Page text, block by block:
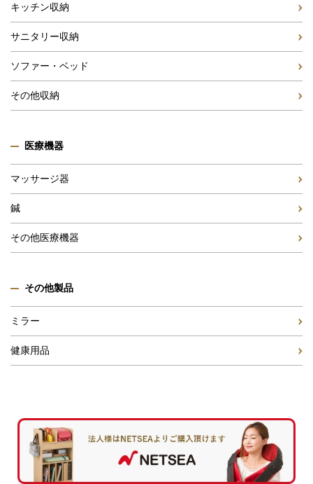
キッチン収納
サニタリー収納
ソファー・ベッド
その他収納
医療機器
マッサージ器
鍼
その他医療機器
その他製品
ミラー
健康用品